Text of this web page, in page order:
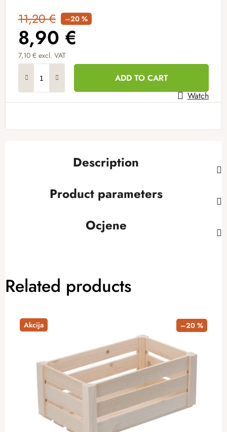
11,20 € –20 %
8,90 €
7,10 € excl. VAT
ADD TO CART
Watch
Description
Product parameters
Ocjene
Related products
Akcija –20 %